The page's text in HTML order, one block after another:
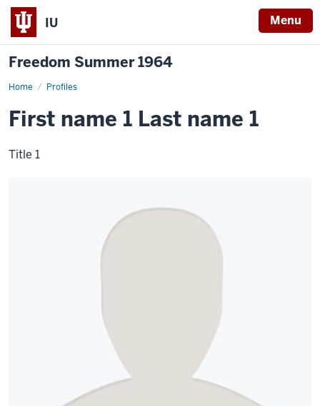
IU Menu
Freedom Summer 1964
Home Profiles
Example
First name 1 Last name 1
Title 1